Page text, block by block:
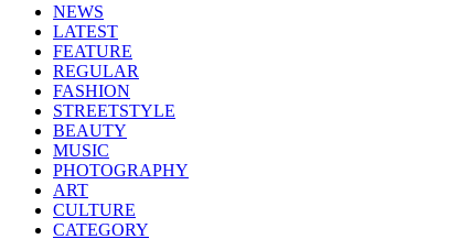
NEWS
LATEST
FEATURE
REGULAR
FASHION
STREETSTYLE
BEAUTY
MUSIC
PHOTOGRAPHY
ART
CULTURE
CATEGORY